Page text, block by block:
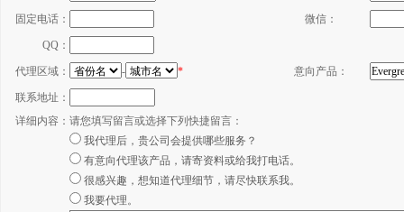
固定电话： 微信：
QQ：
代理区域： - * 意向产品：
联系地址：
详细内容： 请您填写留言或选择下列快捷留言：
我代理后，贵公司会提供哪些服务？
有意向代理该产品，请寄资料或给我打电话。
很感兴趣，想知道代理细节，请尽快联系我。
我要代理。